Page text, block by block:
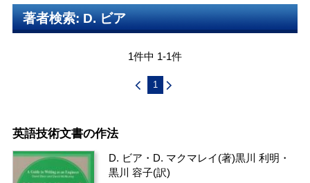
著者検索: D. ビア
1件中 1-1件
1
英語技術文書の作法
D. ビア ・ D. マクマレイ(著)黒川 利明 ・
黒川 容子(訳)